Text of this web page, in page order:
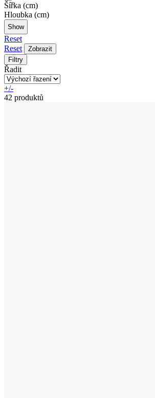
Šířka (cm)
Hloubka (cm)
Reset
Reset
Zobrazit
Filtry
Řadit
+/-
42 produktů